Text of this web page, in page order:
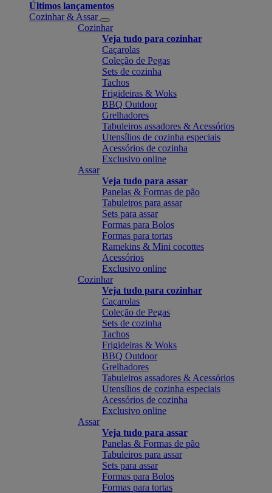
Últimos lançamentos
Cozinhar & Assar
Cozinhar
Veja tudo para cozinhar
Caçarolas
Coleção de Pegas
Sets de cozinha
Tachos
Frigideiras & Woks
BBQ Outdoor
Grelhadores
Tabuleiros assadores & Acessórios
Utensílios de cozinha especiais
Acessórios de cozinha
Exclusivo online
Assar
Veja tudo para assar
Panelas & Formas de pão
Tabuleiros para assar
Sets para assar
Formas para Bolos
Formas para tortas
Ramekins & Mini cocottes
Acessórios
Exclusivo online
Cozinhar
Veja tudo para cozinhar
Caçarolas
Coleção de Pegas
Sets de cozinha
Tachos
Frigideiras & Woks
BBQ Outdoor
Grelhadores
Tabuleiros assadores & Acessórios
Utensílios de cozinha especiais
Acessórios de cozinha
Exclusivo online
Assar
Veja tudo para assar
Panelas & Formas de pão
Tabuleiros para assar
Sets para assar
Formas para Bolos
Formas para tortas